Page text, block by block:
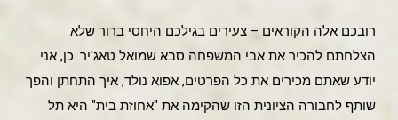
רובכם אלה הקוראים – צעירים בגילכם היחסי ברור שלא
הצלחתם להכיר את אבי המשפחה סבא שמואל טאג'יר. כן, אני
יודע שאתם מכירים את כל הפרטים, אפוא נולד, איך התחתן והפך
שותף לחבורה הציונית הזו שהקימה את "אחוזת בית" היא תל